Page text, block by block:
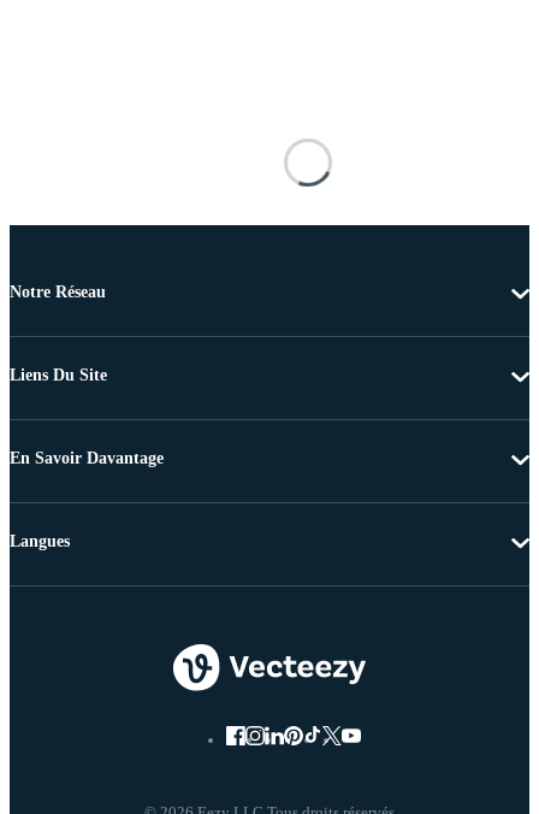
Notre Réseau
Liens Du Site
En Savoir Davantage
Langues